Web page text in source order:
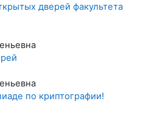
дверей факультета
по криптографии!